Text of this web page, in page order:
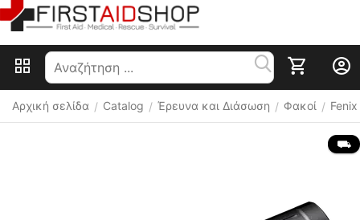
Αρχική σελίδα / Catalog / Έρευνα και Διάσωση / Φακοί / Fenix
⛟